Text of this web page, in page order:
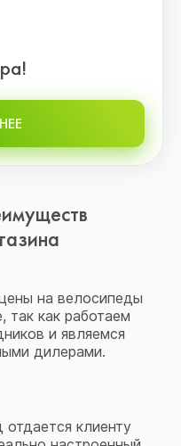
на велосипеды
так как работаем
и являемся
дилерами.
отдается клиенту